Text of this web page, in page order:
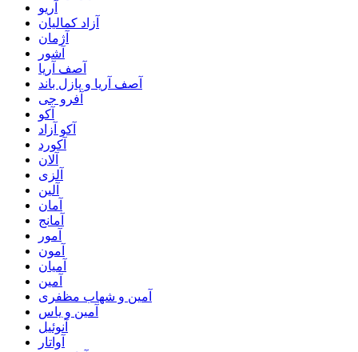
آریو
آزاد کمالیان
آژمان
آشور
آصف آریا
آصف آریا و پازل باند
آفرو جی
آکو
آکو آزاد
آکورد
آلان
آلزی
آلین
آمان
آمانج
آمور
آمون
آمیان
آمین
آمین و شهاب مظفری
آمین و یاس
آنوئیل
آواتار